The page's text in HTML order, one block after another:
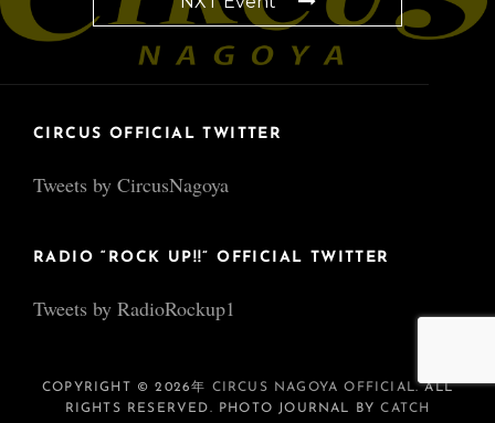
CIRCUS OFFICIAL TWITTER
Tweets by CircusNagoya
RADIO “ROCK UP!!” OFFICIAL TWITTER
Tweets by RadioRockup1
COPYRIGHT © 2026年 CIRCUS NAGOYA OFFICIAL. ALL
RIGHTS RESERVED. PHOTO JOURNAL BYCATCH